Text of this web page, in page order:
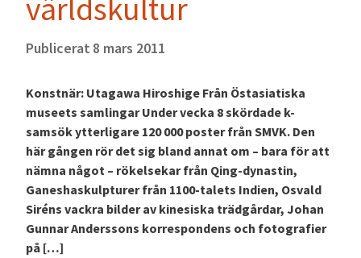
världskultur
Publicerat 8 mars 2011
Konstnär: Utagawa Hiroshige Från Östasiatiska
museets samlingar Under vecka 8 skördade k-
samsök ytterligare 120 000 poster från SMVK. Den
här gången rör det sig bland annat om – bara för att
nämna något – rökelsekar från Qing-dynastin,
Ganeshaskulpturer från 1100-talets Indien, Osvald
Siréns vackra bilder av kinesiska trädgårdar, Johan
Gunnar Anderssons korrespondens och fotografier
på […]